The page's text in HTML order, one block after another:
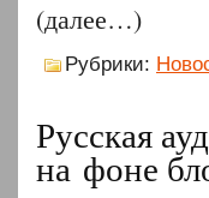
(далее…)
Рубрики:
Русская
на фоне